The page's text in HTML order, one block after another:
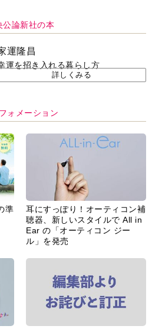
公論新社の本
運隆昌
運を招き入れる暮らし方
詳しくみる
ォメーション
準
耳にすっぽり！オーティコン補
聴器、新しいスタイルで All in
Ear の「オーティコン ジー
ル」を発売